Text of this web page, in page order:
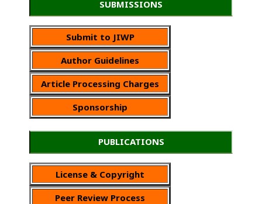
SUBMISSIONS
Submit to JIWP
Author Guidelines
Article Processing Charges
Sponsorship
PUBLICATIONS
License & Copyright
Peer Review Process